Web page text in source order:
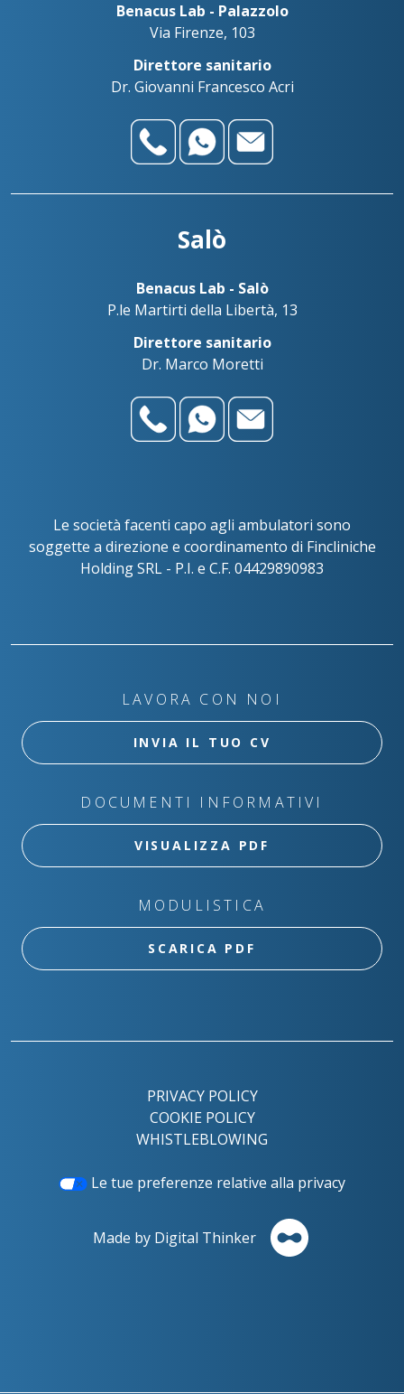
Benacus Lab - Palazzolo
Via Firenze, 103
Direttore sanitario
Dr. Giovanni Francesco Acri
Salò
Benacus Lab - Salò
P.le Martirti della Libertà, 13
Direttore sanitario
Dr. Marco Moretti
Le società facenti capo agli ambulatori sono
soggette a direzione e coordinamento di Fincliniche
Holding SRL - P.I. e C.F. 04429890983
LAVORA CON NOI
INVIA IL TUO CV
DOCUMENTI INFORMATIVI
VISUALIZZA PDF
MODULISTICA
SCARICA PDF
PRIVACY POLICY
COOKIE POLICY
WHISTLEBLOWING
Le tue preferenze relative alla privacy
Made by Digital Thinker